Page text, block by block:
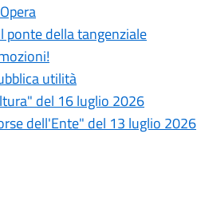
ponte della tangenziale
utilità
del 16 luglio 2026
dell'Ente" del 13 luglio 2026